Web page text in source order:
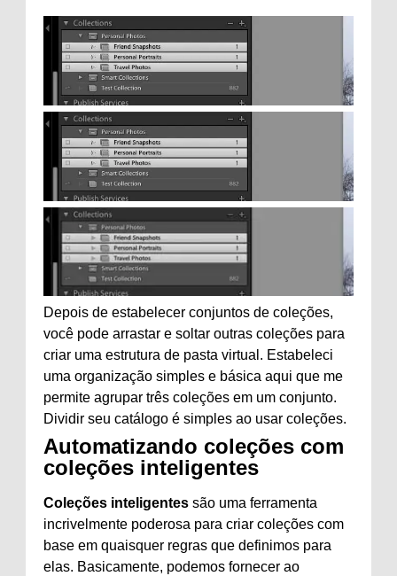
Depois de estabelecer conjuntos de coleções,
você pode arrastar e soltar outras coleções para
criar uma estrutura de pasta virtual. Estabeleci
uma organização simples e básica aqui que me
permite agrupar três coleções em um conjunto.
Dividir seu catálogo é simples ao usar coleções.
Automatizando coleções com
coleções inteligentes
Coleções inteligentes são uma ferramenta
incrivelmente poderosa para criar coleções com
base em quaisquer regras que definimos para
elas. Basicamente, podemos fornecer ao